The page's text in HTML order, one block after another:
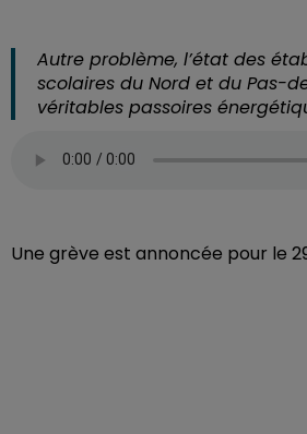
Autre problème, l’état des
scolaires du Nord et du Pas-
véritables passoires
Une grève est annoncée pour le